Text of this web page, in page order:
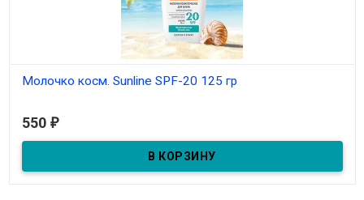
Молочко косм. Sunline SPF-20 125 гр
550 ₽